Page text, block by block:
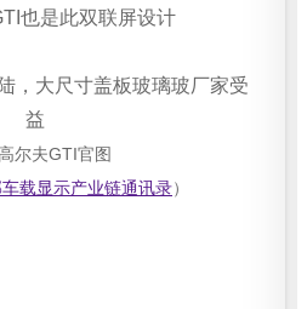
也是此双联屏设计
尔夫GTI官图
载显示产业链通讯录）